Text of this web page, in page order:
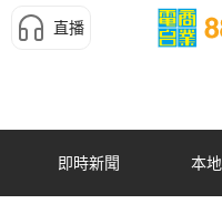
直播
即時新聞 本地